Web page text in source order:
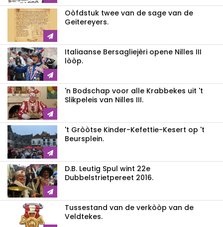
Oòfdstuk twee van de sage van de
Geitereyers.
Italiaanse Bersagliejèri opene Nilles III
lòòp.
'n Bodschap voor alle Krabbekes uit 't
Slikpeleis van Nilles III.
't Gròòtse Kinder-Kefettie-Kesert op 't
Beursplein.
D.B. Leutig Spul wint 22e
Dubbelstrietpereet 2016.
Tussestand van de verkòòp van de
Veldtekes.